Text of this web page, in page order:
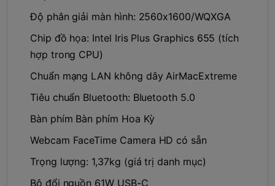
Độ phân giải màn hình: 2560x1600/WQXGA
Chip đồ họa: Intel Iris Plus Graphics 655 (tích
hợp trong CPU)
Chuẩn mạng LAN không dây AirMacExtreme
Tiêu chuẩn Bluetooth: Bluetooth 5.0
Bàn phím Bàn phím Hoa Kỳ
Webcam FaceTime Camera HD có sẵn
Trọng lượng: 1,37kg (giá trị danh mục)
Bộ đổi nguồn 61W USB-C